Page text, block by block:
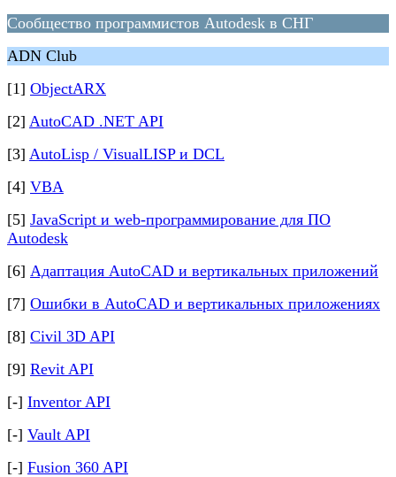
Сообщество программистов Autodesk в СНГ
ADN Club
[1] ObjectARX
[2] AutoCAD .NET API
[3] AutoLisp / VisualLISP и DCL
[4] VBA
[5] JavaScript и web-программирование для ПО
Autodesk
[6] Адаптация AutoCAD и вертикальных приложений
[7] Ошибки в AutoCAD и вертикальных приложениях
[8] Civil 3D API
[9] Revit API
[-] Inventor API
[-] Vault API
[-] Fusion 360 API